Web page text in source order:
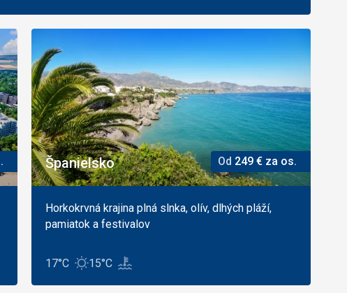
Španielsko Od 249 € za os.
Horkokrvná krajina plná slnka, olív, dlhých pláží,
pamiatok a festivalov
17°C 15°C